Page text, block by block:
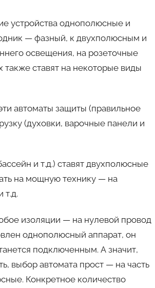
устройства однополюсные и
— фазный, к двухполюсным и
освещения, на розеточные
ставят на некоторые виды
автоматы защиты (правильное
(духовки, варочные панели и
и т.д.) ставят двухполюсные
на мощную технику — на
т.д.
изоляции — на нулевой провод
однополюсный аппарат, он
подключенным. А значит,
выбор автомата прост — на часть
Конкретное количество